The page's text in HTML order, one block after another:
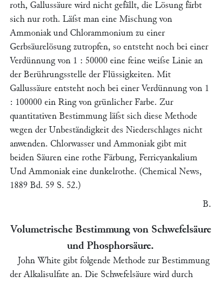
roth, Gallussäure wird nicht gefällt, die Lösung färbt
sich nur roth. Läſst man eine Mischung von
Ammoniak und Chlorammonium zu einer
Gerbsäurelösung zutropfen, so entsteht noch bei einer
Verdünnung von 1 : 50000 eine feine weiſse Linie an
der Berührungsstelle der Flüssigkeiten. Mit
Gallussäure entsteht noch bei einer Verdünnung von 1
: 100000 ein Ring von grünlicher Farbe. Zur
quantitativen Bestimmung läſst sich diese Methode
wegen der Unbeständigkeit des Niederschlages nicht
anwenden. Chlorwasser und Ammoniak gibt mit
beiden Säuren eine rothe Färbung, Ferricyankalium
Und Ammoniak eine dunkelrothe. (Chemical News,
1889 Bd. 59 S. 52.)
B.
Volumetrische Bestimmung von Schwefelsäure
und Phosphorsäure.
John White gibt folgende Methode zur Bestimmung
der Alkalisulfate an. Die Schwefelsäure wird durch